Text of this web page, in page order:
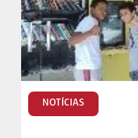
NOTÍCIAS